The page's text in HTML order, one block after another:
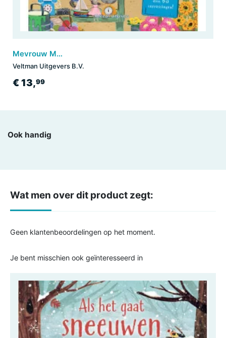
Mevrouw Muis klust erop los!
Veltman Uitgevers B.V.
€ 13,99
Ook handig
Wat men over dit product zegt:
Geen klantenbeoordelingen op het moment.
Je bent misschien ook geïnteresseerd in